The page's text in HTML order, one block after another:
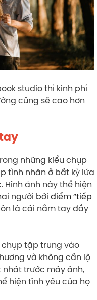
studio thì kinh phí
cũng sẽ cao hơn
những kiểu chụp
tình nhân ở bất kỳ lứa
ảnh này thể hiện
người bởi điểm “tiếp
là cái nắm tay đầy
tập trung vào
và không cần lộ
trước máy ảnh,
hiện tình yêu của họ